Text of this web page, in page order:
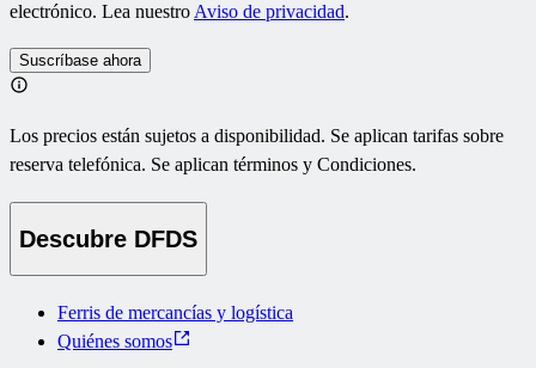
electrónico. Lea nuestroAviso de privacidad.
Suscríbase ahora
Los precios están sujetos a disponibilidad. Se aplican tarifas sobre
reserva telefónica. Se aplican términos y Condiciones.
Descubre DFDS
Ferris de mercancías y logística
Quiénes somos